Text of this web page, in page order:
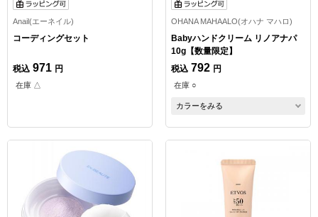
Anail(エーネイル)
コーディングセット
税込 971 円
在庫 △
OHANA MAHAALO(オハナ マハロ)
Babyハンドクリーム リノアナパ
10g【数量限定】
税込 792 円
在庫 ○
カラーをみる